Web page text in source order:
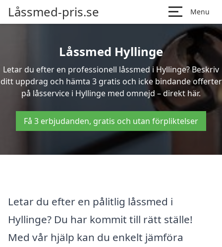
Låssmed-pris.se Menu
Låssmed Hyllinge
Letar du efter en professionell låssmed i Hyllinge? Beskriv
ditt uppdrag och hämta 3 gratis och icke bindande offerter
på låsservice i Hyllinge med omnejd – direkt här.
Få 3 erbjudanden, gratis och utan förpliktelser
Letar du efter en pålitlig låssmed i
Hyllinge? Du har kommit till rätt ställe!
Med vår hjälp kan du enkelt jämföra